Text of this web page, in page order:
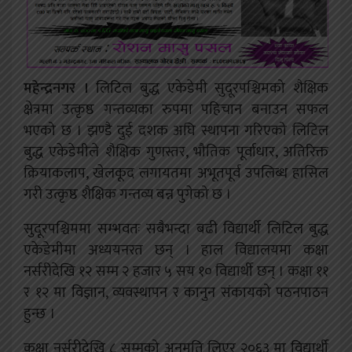
महेन्द्रनगर । लिटिल बुद्ध एकेडेमी सुदूरपश्चिमको शैक्षिक
क्षेत्रमा उत्कृष्ठ गन्तव्यका रुपमा पहिचान बनाउन सफल
भएको छ । झण्डै दुई दशक अघि स्थापना गरिएको लिटिल
बुद्ध एकेडेमीले शैक्षिक गुणस्तर, भौतिक पूर्वाधार, अतिरिक्त
क्रियाकलाप, खेलकूद लगायतमा अभूतपूर्व उपलिब्ध हासिल
गरी उत्कृष्ठ शैक्षिक गन्तव्य बन्न पुगेको छ ।
सुदूरपश्चिममा सम्भवतः सबैभन्दा बढी विद्यार्थी लिटिल बुद्ध
एकेडेमीमा अध्ययनरत छन् । हाल विद्यालयमा कक्षा
नर्सरीदेखि १२ सम्म २ हजार ५ सय १० विद्यार्थी छन् । कक्षा ११
र १२ मा विज्ञान, व्यवस्थापन र कानुन संकायको पठनपाठन
हुन्छ ।